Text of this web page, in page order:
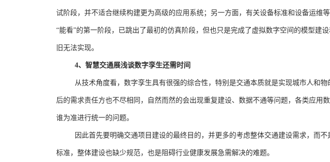
试阶段，并不适合继续构建更为高级的应用系统；另一方面，有关设备标准和设备运
“能看”的第一阶段，已跳出了最初的仿真阶段，但也只是完成了虚拟数字空间的模型
旧无法实现。
4、智慧交通展浅谈数字孪生还需时间
从技术角度看，数字孪生具有很强的综合性，特别是交通本质就是实现城市人和
后的需求责任方也不尽相同，自然而然的会出现重复建设、数据不通等问题，各类应
谁为准进行统一的问题。
因此首先要明确交通项目建设的最终目的，并更多的考虑整体交通建设需求，而
标准，整体建设也缺少规范，也是阻碍行业健康发展急需解决的难题。